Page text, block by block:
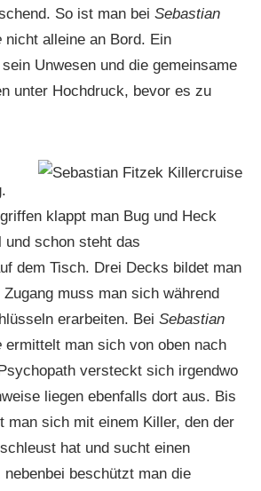
So ist man beiSebastian
nicht alleine an Bord. Ein
Unwesen und die gemeinsame
unter Hochdruck, bevor es zu
klappt man Bug und Heck
und schon steht das
dem Tisch. Drei Decks bildet man
Zugang muss man sich während
erarbeiten. BeiSebastian
ermittelt man sich von oben nach
versteckt sich irgendwo
liegen ebenfalls dort aus. Bis
man sich mit einem Killer, den der
hat und sucht einen
beschützt man die